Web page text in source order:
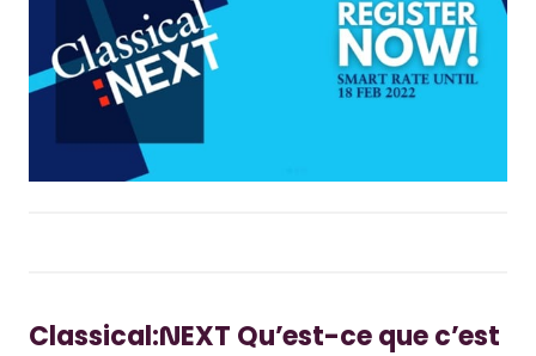
Classical:NEXT Qu’est-ce que c’est